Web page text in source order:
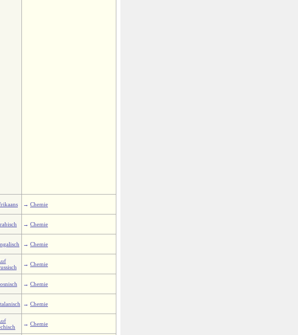
→ Chemie
→ Chemie
→ Chemie
→ Chemie
→ Chemie
→ Chemie
→ Chemie